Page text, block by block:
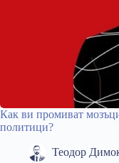
Как ви промиват
политици?
Теодор